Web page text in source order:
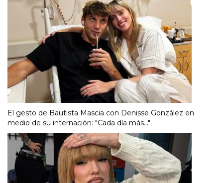
El gesto de Bautista Mascia con Denisse González en
medio de su internación: "Cada día más..."